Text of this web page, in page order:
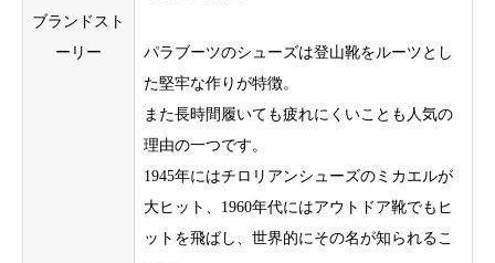
ブランドスト
ーリー
パラブーツのシューズは登山靴をルーツとし
た堅牢な作りが特徴。
また長時間履いても疲れにくいことも人気の
理由の一つです。
1945年にはチロリアンシューズのミカエルが
大ヒット、1960年代にはアウトドア靴でもヒ
ットを飛ばし、世界的にその名が知られるこ